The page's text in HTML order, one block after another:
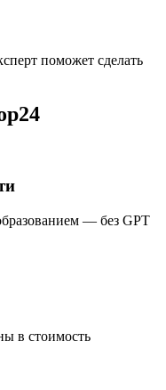
поможет сделать
— без GPT
в стоимость